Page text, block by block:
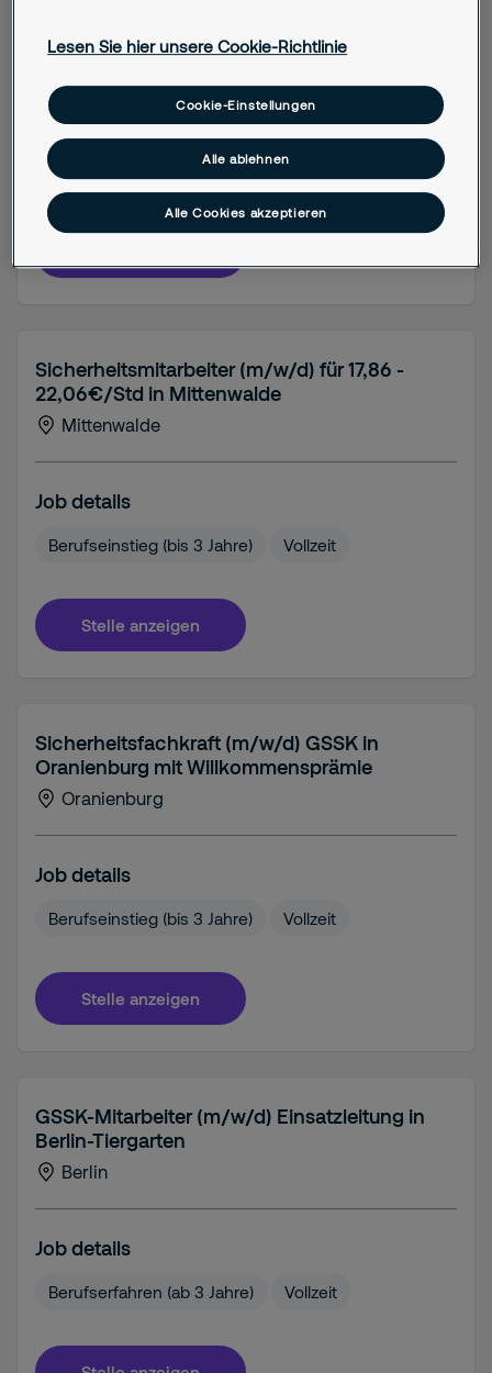
Berlin
Job details
Berufseinstieg (bis 3 Jahre)
Sicherheitsmitarbeiter (m/w/d) für 17,86 -
22,06€/Std in Mittenwalde
Mittenwalde
Job details
Berufseinstieg (bis 3 Jahre) Vollzeit
Stelle anzeigen
Sicherheitsfachkraft (m/w/d) GSSK in
Oranienburg mit Willkommensprämie
Oranienburg
Job details
Berufseinstieg (bis 3 Jahre) Vollzeit
Stelle anzeigen
GSSK-Mitarbeiter (m/w/d) Einsatzleitung in
Berlin-Tiergarten
Berlin
Job details
Berufserfahren (ab 3 Jahre) Vollzeit
Lesen Sie hier unsere Cookie-Richtlinie
Cookie-Einstellungen
Alle ablehnen
Alle Cookies akzeptieren